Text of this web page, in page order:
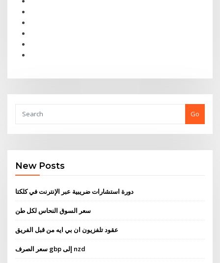
Go
New Posts
دورة استشارات ضريبية عبر الإنترنت في كلكتا
سعر السوق النحاس لكل طن
عقود تلفزيون ان بي ايه من قبل الفريق
سعر الصرف gbp إلى nzd